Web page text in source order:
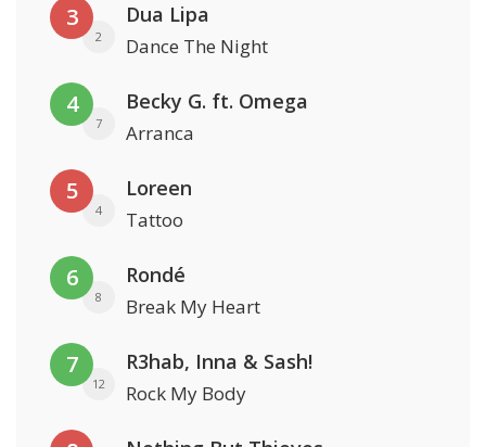
3
2
Dua Lipa
Dance The Night
4
7
Becky G. ft. Omega
Arranca
5
4
Loreen
Tattoo
6
8
Rondé
Break My Heart
7
12
R3hab, Inna & Sash!
Rock My Body